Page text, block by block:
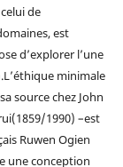
de
est
d’explorer l’une
minimale
source chez John
1990) –est
Ruwen Ogien
une conception